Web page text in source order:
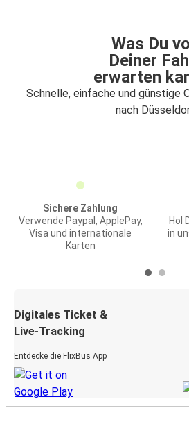
Was Du
Deiner
erwarten
Schnelle, einfache und günstige
nach
Sichere Zahlung
Verwende Paypal, ApplePay,
Visa und internationale
Karten
Hol
in
Digitales Ticket &
Live-Tracking
Entdecke die FlixBus App